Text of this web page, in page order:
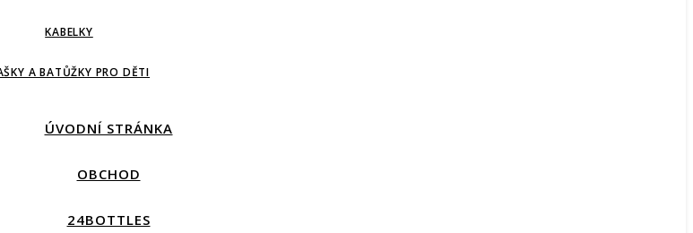
KABELKY
A BATŮŽKY PRO DĚTI
ÚVODNÍ STRÁNKA
OBCHOD
24BOTTLES